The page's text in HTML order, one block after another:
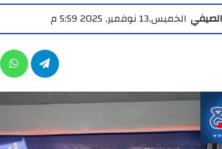
الخميس,13 نوفمبر, 2025 5:59 م
تيلقرام